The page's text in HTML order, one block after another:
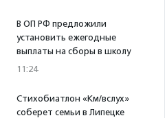
В ОП РФ предложили
установить ежегодные
выплаты на сборы в школу
11:24
Стихобиатлон «Км/вслух»
соберет семьи в Липецке